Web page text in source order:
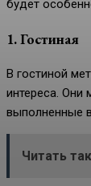
будет
1. Гостиная
В гостиной
интереса. Они
выполненные
Читать